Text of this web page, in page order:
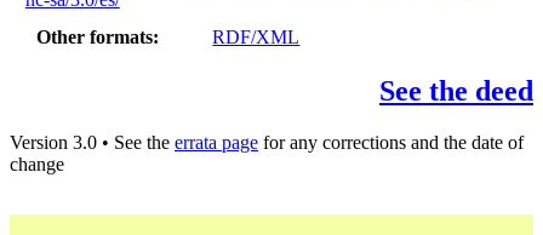
Other formats
RDF/XML
See the deed
Version 3.0 • See the errata page for any corrections and the date of
change